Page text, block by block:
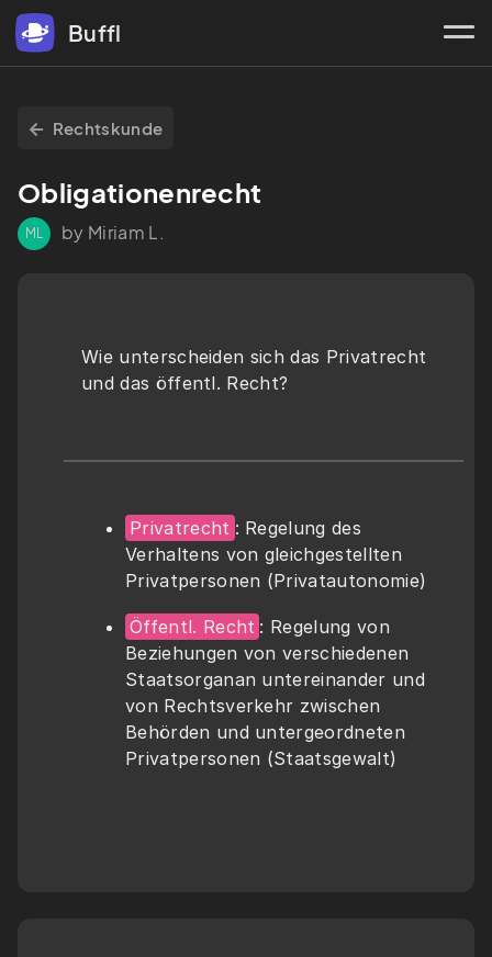
Buffl
Rechtskunde
Obligationenrecht
ML by Miriam L.
Wie unterscheiden sich das Privatrecht
und das öffentl. Recht?
Privatrecht : Regelung des
Verhaltens von gleichgestellten
Privatpersonen (Privatautonomie)
Öffentl. Recht : Regelung von
Beziehungen von verschiedenen
Staatsorganan untereinander und
von Rechtsverkehr zwischen
Behörden und untergeordneten
Privatpersonen (Staatsgewalt)